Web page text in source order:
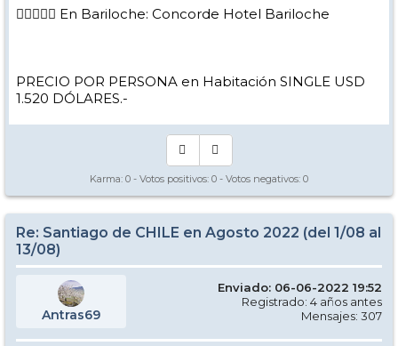
 En Bariloche: Concorde Hotel Bariloche
PRECIO POR PERSONA en Habitación SINGLE USD
1.520 DÓLARES.-
Karma: 0 - Votos positivos: 0 - Votos negativos: 0
Re: Santiago de CHILE en Agosto 2022 (del 1/08 al
13/08)
Antras69
Enviado: 06-06-2022 19:52
Registrado: 4 años antes
Mensajes: 307